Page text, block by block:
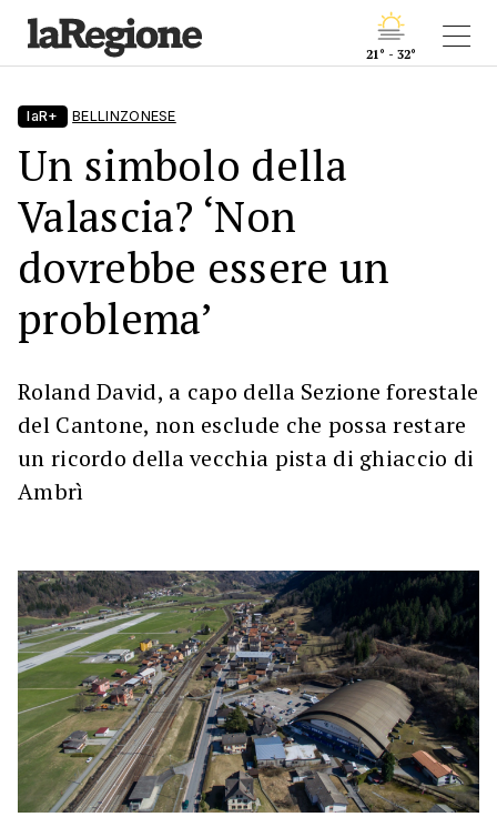
21° - 32°
laR+ BELLINZONESE
Un simbolo della
Valascia? ‘Non
dovrebbe essere un
problema’
Roland David, a capo della Sezione forestale
del Cantone, non esclude che possa restare
un ricordo della vecchia pista di ghiaccio di
Ambrì